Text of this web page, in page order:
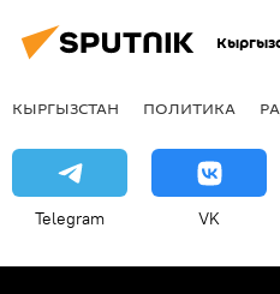
КЫРГЫЗСТАН ПОЛИТИКА
Telegram VK